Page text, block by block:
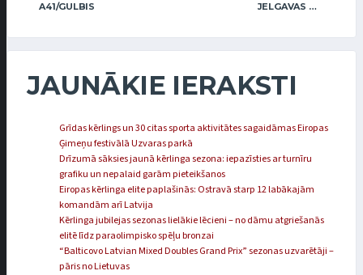
A41/GULBIS JELGAVAS KĒRLINGA KLUBS / BĒRZIŅŠ
JAUNĀKIE IERAKSTI
Grīdas kērlings un 30 citas sporta aktivitātes sagaidāmas Eiropas
Ģimeņu festivālā Uzvaras parkā
Drīzumā sāksies jaunā kērlinga sezona: iepazīsties ar turnīru
grafiku un nepalaid garām pieteikšanos
Eiropas kērlinga elite paplašinās: Ostravā starp 12 labākajām
komandām arī Latvija
Kērlinga jubilejas sezonas lielākie lēcieni – no dāmu atgriešanās
elitē līdz paraolimpisko spēļu bronzai
“Balticovo Latvian Mixed Doubles Grand Prix” sezonas uzvarētāji –
pāris no Lietuvas